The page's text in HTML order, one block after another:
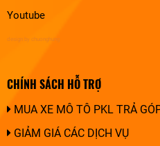
Youtube
design by chuonghung
CHÍNH SÁCH HỖ TRỢ
MUA XE MÔ TÔ PKL TRẢ
GIẢM GIÁ CÁC DỊCH VỤ